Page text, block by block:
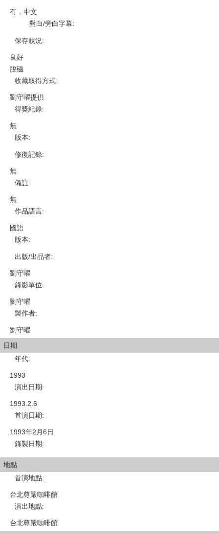
有，中文
對白/旁白字幕:
保存狀況:
良好
脫磁
收藏取得方式:
劉守曜提供
得獎紀錄:
無
版本:
修復記錄:
無
備註:
無
作品語言:
國語
版本:
出版/出品者:
劉守曜
錄影單位:
劉守曜
製作者:
劉守曜
日期
年代:
1993
演出日期:
1993.2.6
首演日期:
1993年2月6日
錄製日期:
地點
首演地點:
台北尊嚴咖啡館
演出地點:
台北尊嚴咖啡館